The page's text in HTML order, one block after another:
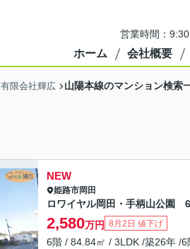
営業時間：
ホーム 会社概要
限会社輝広 山陽本線のマンション検索
NEW
姫路市岡田
ロワイヤル岡田・手柄山公園
2,580万円 8月2日 値下げ
6階 / 84.84㎡ / 3LDK /築26年 /6